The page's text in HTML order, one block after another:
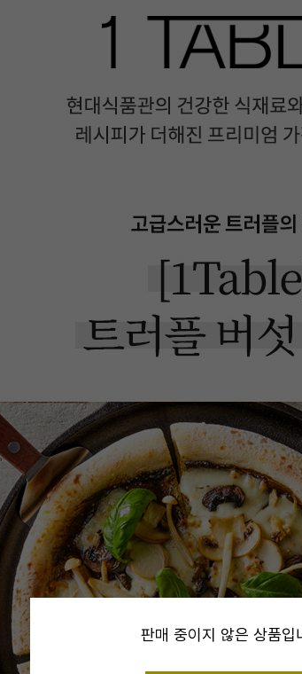
판매 중이지 않은 상품입